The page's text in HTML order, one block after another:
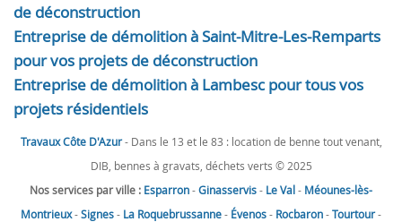
de déconstruction
Entreprise de démolition à Saint-Mitre-Les-Remparts
pour vos projets de déconstruction
Entreprise de démolition à Lambesc pour tous vos
projets résidentiels
Travaux Côte D'Azur- Dans le 13 et le 83 : location de benne tout venant,
DIB, bennes à gravats, déchets verts © 2025
Nos services par ville : Esparron-Ginasservis- Le Val- Méounes-lès-
Montrieux-Signes- La Roquebrussanne- Évenos- Rocbaron-Tourtour-